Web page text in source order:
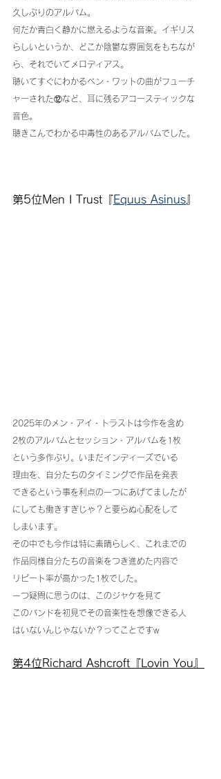
久しぶりのアルバム。
何だか青白く静かに燃えるような音楽。イギリス
らしいというか、どこか陰鬱な雰囲気をもちなが
ら、それでいてメロディアス。
聴いてすぐにわかるベン・ワットの曲がフューチ
ャーされた⑫など、耳に残るアコースティックな
音色。
聴きこんでわかる中毒性のあるアルバムでした。
第5位Men I Trust『Equus Asinus
2025年のメン・アイ・トラストは今作を含め
2枚のアルバムとセッション・アルバムを1枚
という多作ぶり。いまだインディーズでいる
理由を、自分たちのタイミングで作品を発表
できるという事を利点の一つにあげてましたが
にしても働きすぎじゃ？と要らぬ心配をして
しまいます。
その中でも今作は特に素晴らしく、これまでの
作品同様自分たちの音楽をつき進めた内容で
リピート率が高かった1枚でした。
一つ疑問に思うのは、このジャケを見て
このバンドを初見でその音楽性を想像できる人
はいないんじゃないか？ってことですw
第4位Richard Ashcroft『Lovin You』